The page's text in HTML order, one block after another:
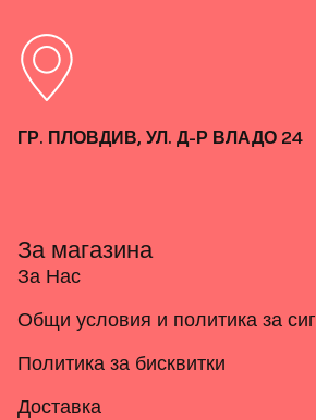
ГР. ПЛОВДИВ, УЛ. Д-Р ВЛАДО 24
За магазина
За Нас
Общи условия и политика за
Политика за бисквитки
Доставка